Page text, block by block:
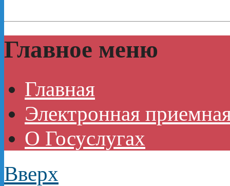
Главное меню
Главная
Электронная
О Госуслугах
Вверх